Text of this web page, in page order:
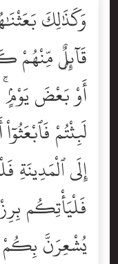
وَكَذَٰلِكَ
قَآئِلٌۭ مِّنْهُمْ
أَوْ بَعْضَ يَوْمٍۢ
لَبِثْتُمْ
إِلَى ٱلْمَدِينَةِ
فَلْيَأْتِكُم
يُشْعِرَنَّ بِكُمْ